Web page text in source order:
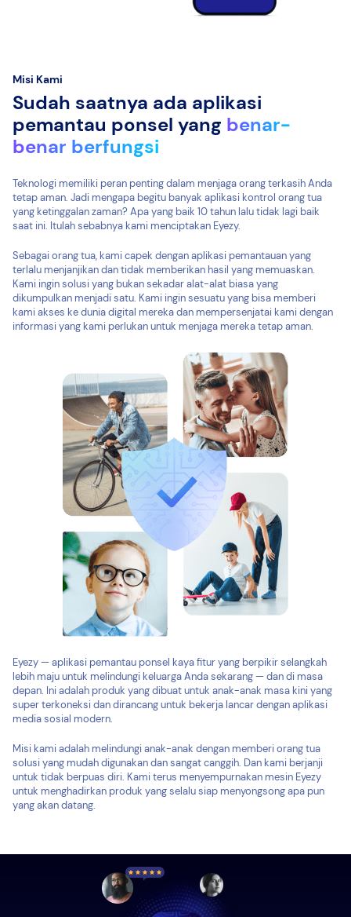
Misi Kami
Sudah saatnya ada aplikasi
pemantau ponsel yang benar-
benar berfungsi
Teknologi memiliki peran penting dalam menjaga orang terkasih Anda
tetap aman. Jadi mengapa begitu banyak aplikasi kontrol orang tua
yang ketinggalan zaman? Apa yang baik 10 tahun lalu tidak lagi baik
saat ini. Itulah sebabnya kami menciptakan Eyezy.
Sebagai orang tua, kami capek dengan aplikasi pemantauan yang
terlalu menjanjikan dan tidak memberikan hasil yang memuaskan.
Kami ingin solusi yang bukan sekadar alat-alat biasa yang
dikumpulkan menjadi satu. Kami ingin sesuatu yang bisa memberi
kami akses ke dunia digital mereka dan mempersenjatai kami dengan
informasi yang kami perlukan untuk menjaga mereka tetap aman.
Eyezy — aplikasi pemantau ponsel kaya fitur yang berpikir selangkah
lebih maju untuk melindungi keluarga Anda sekarang — dan di masa
depan. Ini adalah produk yang dibuat untuk anak-anak masa kini yang
super terkoneksi dan dirancang untuk bekerja lancar dengan aplikasi
media sosial modern.
Misi kami adalah melindungi anak-anak dengan memberi orang tua
solusi yang mudah digunakan dan sangat canggih. Dan kami berjanji
untuk tidak berpuas diri. Kami terus menyempurnakan mesin Eyezy
untuk menghadirkan produk yang selalu siap menyongsong apa pun
yang akan datang.